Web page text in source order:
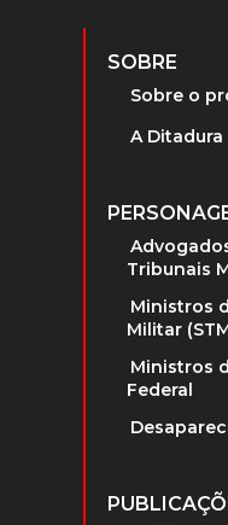
SOBRE
Sobre o
A
Tribunais
Ministros
Militar
Ministros
Federal